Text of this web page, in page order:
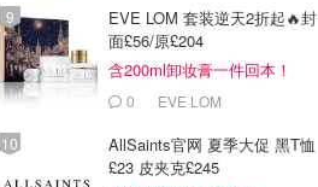
EVE LOM 套装逆天2折起🔥封
面£56/原£204
含200ml卸妆膏一件回本！
0 EVE LOM
AllSaints官网 夏季大促 黑T恤
£23 皮夹克£245